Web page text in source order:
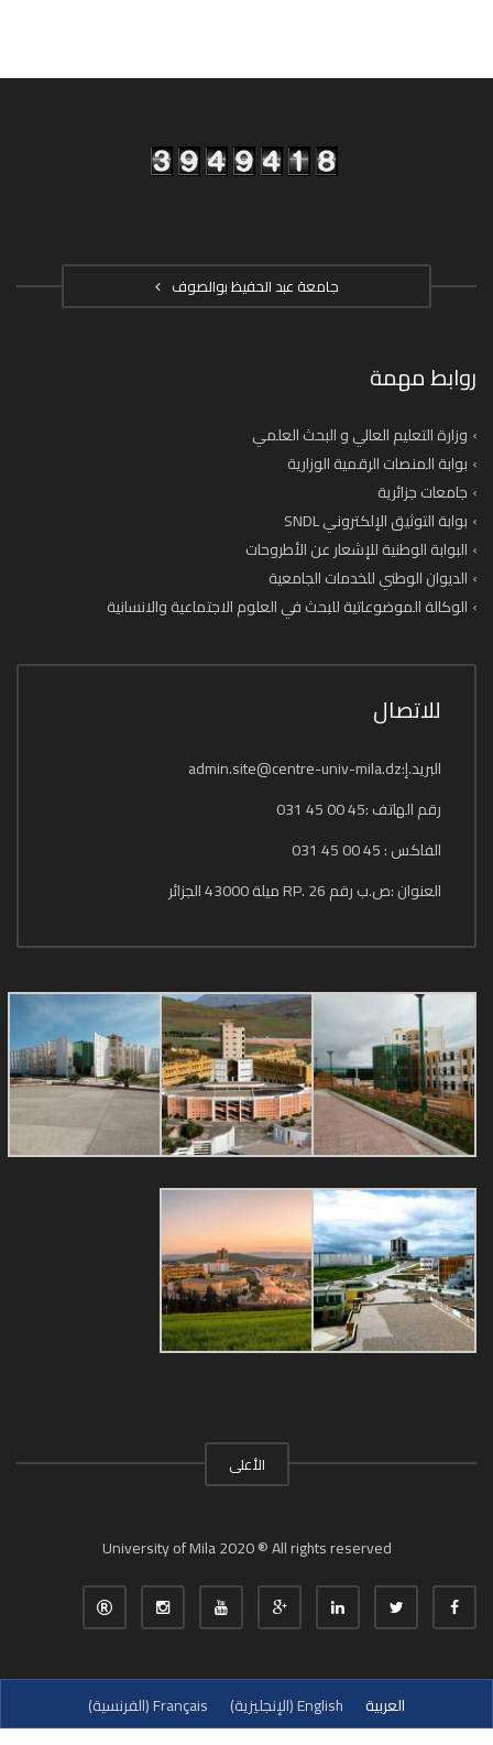
جامعة عبد الحفيظ بوالصوف
روابط مهمة
وزارة التعليم العالي و البحث العلمي
بوابة المنصات الرقمية الوزارية
جامعات جزائرية
بوابة التوثيق الإلكتروني SNDL
البوابة الوطنية للإشعار عن الأطروحات
الديوان الوطني للخدمات الجامعية
الوكالة الموضوعاتية للبحث في العلوم الاجتماعية والانسانية
للاتصال
البريد.إ:admin.site@centre-univ-mila.dz
رقم الهاتف :45 00 45 031
الفاكس : 45 00 45 031
العنوان :ص.ب رقم 26 .RP ميلة 43000 الجزائر
الأعلى
University of Mila 2020 ® All rights reserved
العربية English
(الإنجليزية)
Français
(الفرنسية)